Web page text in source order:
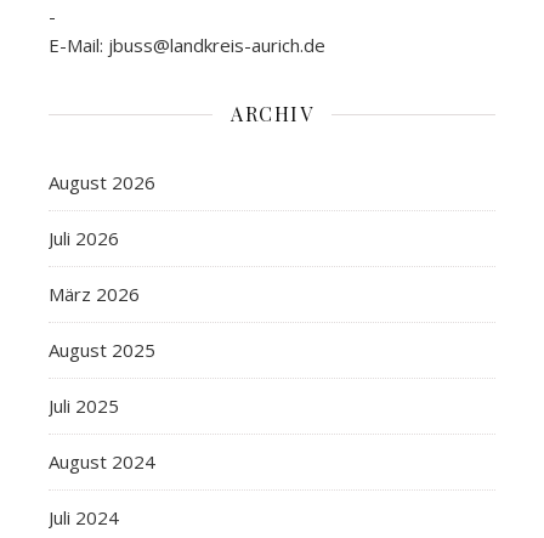
-
E-Mail: jbuss@landkreis-aurich.de
ARCHIV
August 2026
Juli 2026
März 2026
August 2025
Juli 2025
August 2024
Juli 2024